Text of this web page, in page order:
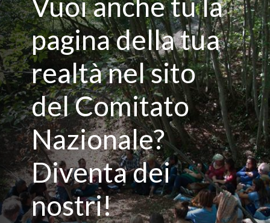
pagina della tua
realtà nel sito
del Comitato
Nazionale?
Diventa dei
nostri!